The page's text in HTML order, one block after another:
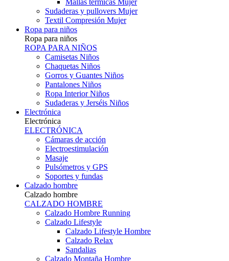
Mallas térmicas Mujer
Sudaderas y pullovers Mujer
Textil Compresión Mujer
Ropa para niños
Ropa para niños
ROPA PARA NIÑOS
Camisetas Niños
Chaquetas Niños
Gorros y Guantes Niños
Pantalones Niños
Ropa Interior Niños
Sudaderas y Jerséis Niños
Electrónica
Electrónica
ELECTRÓNICA
Cámaras de acción
Electroestimulación
Masaje
Pulsómetros y GPS
Soportes y fundas
Calzado hombre
Calzado hombre
CALZADO HOMBRE
Calzado Hombre Running
Calzado Lifestyle
Calzado Lifestyle Hombre
Calzado Relax
Sandalias
Calzado Montaña Hombre